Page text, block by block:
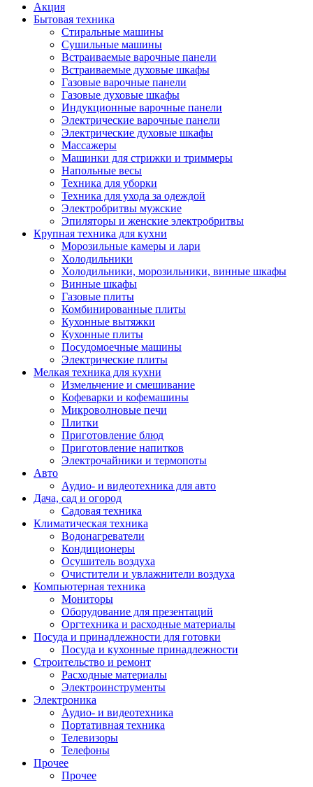
Акция
Бытовая техника
Стиральные машины
Сушильные машины
Встраиваемые варочные панели
Встраиваемые духовые шкафы
Газовые варочные панели
Газовые духовые шкафы
Индукционные варочные панели
Электрические варочные панели
Электрические духовые шкафы
Массажеры
Машинки для стрижки и триммеры
Напольные весы
Техника для уборки
Техника для ухода за одеждой
Электробритвы мужские
Эпиляторы и женские электробритвы
Крупная техника для кухни
Морозильные камеры и лари
Холодильники
Холодильники, морозильники, винные шкафы
Винные шкафы
Газовые плиты
Комбинированные плиты
Кухонные вытяжки
Кухонные плиты
Посудомоечные машины
Электрические плиты
Мелкая техника для кухни
Измельчение и смешивание
Кофеварки и кофемашины
Микроволновые печи
Плитки
Приготовление блюд
Приготовление напитков
Электрочайники и термопоты
Авто
Аудио- и видеотехника для авто
Дача, сад и огород
Садовая техника
Климатическая техника
Водонагреватели
Кондиционеры
Осушитель воздуха
Очистители и увлажнители воздуха
Компьютерная техника
Мониторы
Оборудование для презентаций
Оргтехника и расходные материалы
Посуда и принадлежности для готовки
Посуда и кухонные принадлежности
Строительство и ремонт
Расходные материалы
Электроинструменты
Электроника
Аудио- и видеотехника
Портативная техника
Телевизоры
Телефоны
Прочее
Прочее